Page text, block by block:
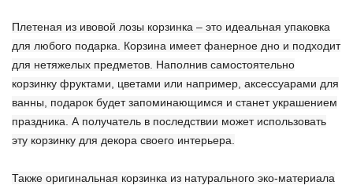
Плетеная из ивовой лозы корзинка – это идеальная упаковка
для любого подарка. Корзина имеет фанерное дно и подходит
для нетяжелых предметов. Наполнив самостоятельно
корзинку фруктами, цветами или например, аксессуарами для
ванны, подарок будет запоминающимся и станет украшением
праздника. А получатель в последствии может использовать
эту корзинку для декора своего интерьера.
Также оригинальная корзинка из натурального эко-материала